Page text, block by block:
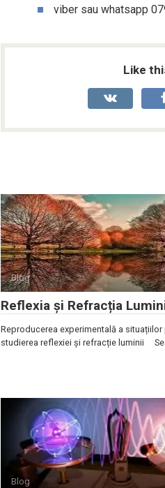
viber sau whatsapp
Like
Blog
Reflexia și Refracția
Reproducerea experimentală a situațiilor
studierea reflexiei și refracție luminii Se
Blog